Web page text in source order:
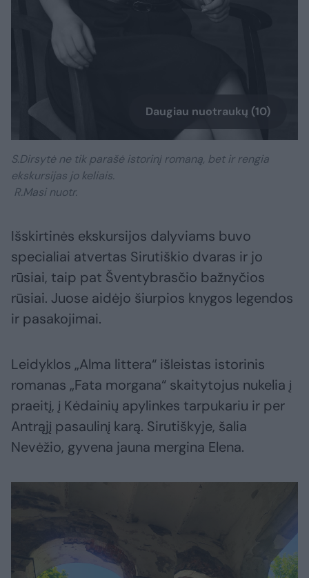
Daugiau nuotraukų (10)
S.Dirsytė ne tik parašė istorinį romaną, bet ir rengia
ekskursijas jo keliais.
R.Masi nuotr.
Išskirtinės ekskursijos dalyviams buvo
specialiai atvertas Sirutiškio dvaras ir jo
rūsiai, taip pat Šventybrasčio bažnyčios
rūsiai. Juose aidėjo šiurpios knygos legendos
ir pasakojimai.
Leidyklos „Alma littera“ išleistas istorinis
romanas „Fata morgana“ skaitytojus nukelia į
praeitį, į Kėdainių apylinkes tarpukariu ir per
Antrąjį pasaulinį karą. Sirutiškyje, šalia
Nevėžio, gyvena jauna mergina Elena.